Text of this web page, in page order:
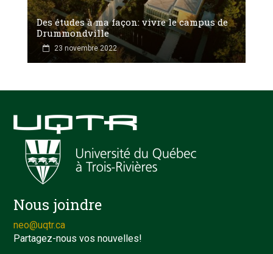
Des études à ma façon: vivre le campus de
Drummondville
23 novembre 2022
Nous joindre
neo@uqtr.ca
Partagez-nous vos nouvelles!